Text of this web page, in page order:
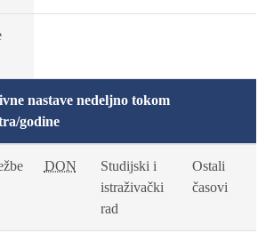
nastave nedeljno tokom
godine
DON
Studijski i
istraživački
rad
Ostali
časovi